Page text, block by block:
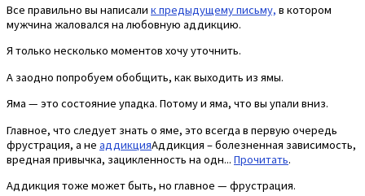
Все правильно вы написали к предыдущему письму, в котором
мужчина жаловался на любовную аддикцию.
Я только несколько моментов хочу уточнить.
А заодно попробуем обобщить, как выходить из ямы.
Яма — это состояние упадка. Потому и яма, что вы упали вниз.
Главное, что следует знать о яме, это всегда в первую очередь
фрустрация, а не аддикцияАддикция – болезненная зависимость,
вредная привычка, зацикленность на одн... Прочитать.
Аддикция тоже может быть, но главное — фрустрация.